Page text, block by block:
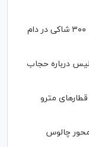
مدیر کلاهبردار شرکت مهاجرتی به کانادا با ۳۰۰ شاکی در دام
درباره حجاب
مترو
چالوس